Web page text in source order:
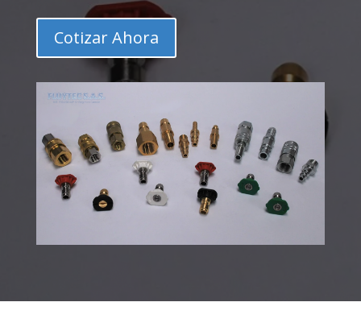
Cotizar Ahora